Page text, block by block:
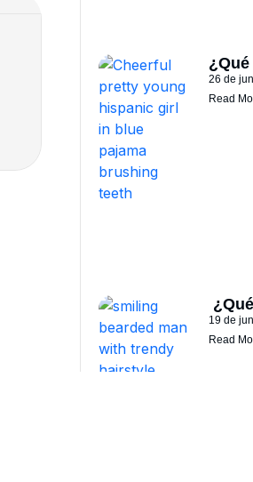
26 de
Read
19 de
Read